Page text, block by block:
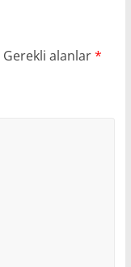
Gerekli alanlar*